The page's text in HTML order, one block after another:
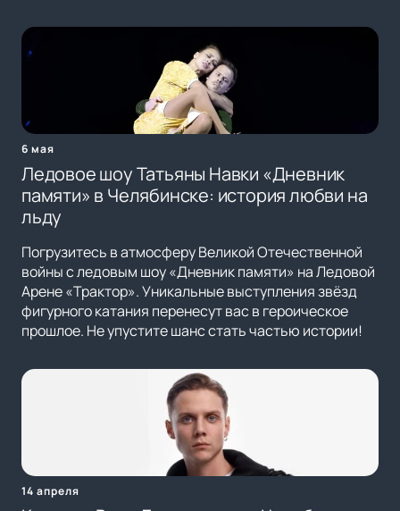
6 мая
Ледовое шоу Татьяны Навки «Дневник
памяти» в Челябинске: история любви на
льду
Погрузитесь в атмосферу Великой Отечественной
войны с ледовым шоу «Дневник памяти» на Ледовой
Арене «Трактор». Уникальные выступления звёзд
фигурного катания перенесут вас в героическое
прошлое. Не упустите шанс стать частью истории!
14 апреля